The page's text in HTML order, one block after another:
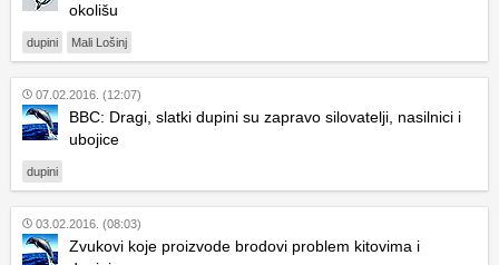
okolišu
dupini Mali Lošinj
07.02.2016. (12:07)
BBC: Dragi, slatki dupini su zapravo silovatelji, nasilnici i
ubojice
dupini
03.02.2016. (08:03)
Zvukovi koje proizvode brodovi problem kitovima i